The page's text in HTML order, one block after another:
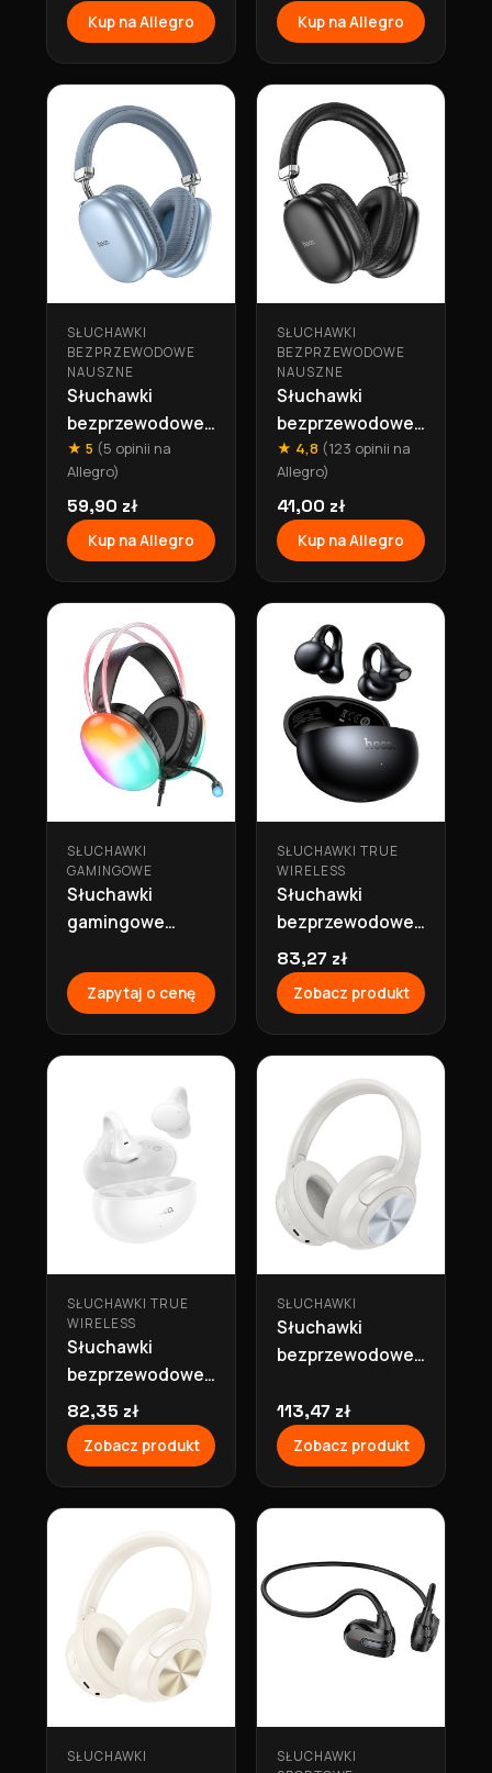
HocoKup na Allegro
HocoKup na Allegro
SŁUCHAWKI
BEZPRZEWODOWE
NAUSZNE
Słuchawki
bezprzewodowe
nagłowe
bluetooth 90h
W35 Max
niebieskie Hoco
★ 5 (5 opinii na
Allegro)
59,90 zł
Kup na Allegro
SŁUCHAWKI
BEZPRZEWODOWE
NAUSZNE
Słuchawki
bezprzewodowe
nagłowe
bluetooth 90h
W35 Max czarne
Hoco
★ 4,8 (123 opinii na
Allegro)
41,00 zł
Kup na Allegro
SŁUCHAWKI
GAMINGOWE
Słuchawki
gamingowe
przewodowe
W109 PLUS
czarne Hoco
Zapytaj o cenę
SŁUCHAWKI TRUE
WIRELESS
Słuchawki
bezprzewodowe
bluetooth 6h
TWS EA8 czarne
Hoco
83,27 zł
Zobacz produkt
SŁUCHAWKI TRUE
WIRELESS
Słuchawki
bezprzewodowe
bluetooth 6h
TWS EA8 białe
Hoco
82,35 zł
Zobacz produkt
SŁUCHAWKI
Słuchawki
bezprzewodowe
nagłowne 30h
ANC W54 szare
Hoco
113,47 zł
Zobacz produkt
SŁUCHAWKI
SŁUCHAWKI